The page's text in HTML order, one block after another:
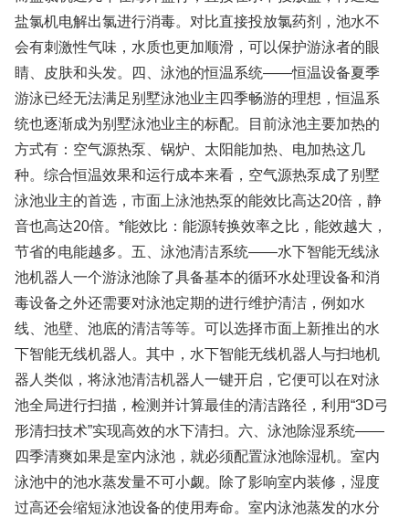
盐氯机电解出氯进行消毒。对比直接投放氯药剂，池水不
会有刺激性气味，水质也更加顺滑，可以保护游泳者的眼
睛、皮肤和头发。四、泳池的恒温系统——恒温设备夏季
游泳已经无法满足别墅泳池业主四季畅游的理想，恒温系
统也逐渐成为别墅泳池业主的标配。目前泳池主要加热的
方式有：空气源热泵、锅炉、太阳能加热、电加热这几
种。综合恒温效果和运行成本来看，空气源热泵成了别墅
泳池业主的首选，市面上泳池热泵的能效比高达20倍，静
音也高达20倍。*能效比：能源转换效率之比，能效越大，
节省的电能越多。五、泳池清洁系统——水下智能无线泳
池机器人一个游泳池除了具备基本的循环水处理设备和消
毒设备之外还需要对泳池定期的进行维护清洁，例如水
线、池壁、池底的清洁等等。可以选择市面上新推出的水
下智能无线机器人。其中，水下智能无线机器人与扫地机
器人类似，将泳池清洁机器人一键开启，它便可以在对泳
池全局进行扫描，检测并计算最佳的清洁路径，利用“3D弓
形清扫技术”实现高效的水下清扫。六、泳池除湿系统——
四季清爽如果是室内泳池，就必须配置泳池除湿机。室内
泳池中的池水蒸发量不可小觑。除了影响室内装修，湿度
过高还会缩短泳池设备的使用寿命。室内泳池蒸发的水分